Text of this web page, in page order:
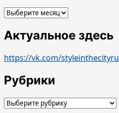
Архивы
Актуальное здесь
https://vk.com/styleinthecityru
Рубрики
Рубрики